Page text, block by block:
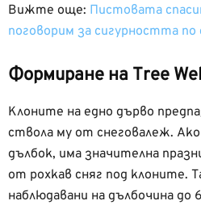
Вижте още: Пистовата
поговорим за сигурността
Формиране на Tree
Клоните на едно дърво
ствола му от снеговалеж.
дълбок, има значителна
от рохкав сняг под клоните.
наблюдавани на дълбочина